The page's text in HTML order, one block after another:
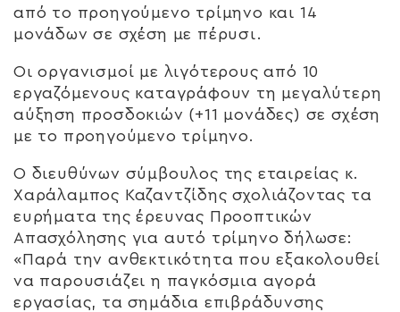
από το προηγούμενο τρίμηνο και 14
μονάδων σε σχέση με πέρυσι.
Οι οργανισμοί με λιγότερους από 10
εργαζόμενους καταγράφουν τη μεγαλύτερη
αύξηση προσδοκιών (+11 μονάδες) σε σχέση
με το προηγούμενο τρίμηνο.
Ο διευθύνων σύμβουλος της εταιρείας κ.
Χαράλαμπος Καζαντζίδης σχολιάζοντας τα
ευρήματα της έρευνας Προοπτικών
Απασχόλησης για αυτό τρίμηνο δήλωσε:
«Παρά την ανθεκτικότητα που εξακολουθεί
να παρουσιάζει η παγκόσμια αγορά
εργασίας, τα σημάδια επιβράδυνσης